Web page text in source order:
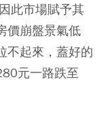
此市場賦予其
價崩盤景氣低
不起來，蓋好的
元一路跌至